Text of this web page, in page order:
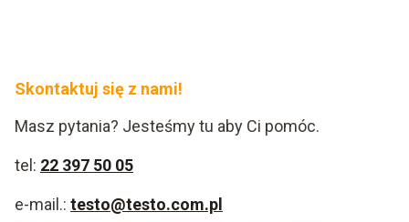
Skontaktuj się z nami!
Masz pytania? Jesteśmy tu aby Ci pomóc.
tel: 22 397 50 05
e-mail.: testo@testo.com.pl